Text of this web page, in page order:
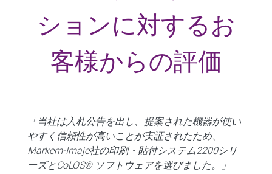
ションに対するお
客様からの評価
「当社は入札公告を出し、提案された機器が使い
やすく信頼性が高いことが実証されたため、
Markem-Imaje社の印刷・貼付システム2200シリ
ーズとCoLOS® ソフトウェアを選びました。」